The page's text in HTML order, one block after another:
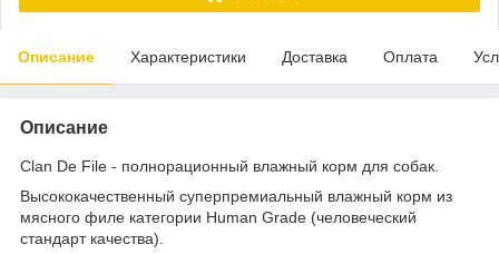
Описание Характеристики Доставка Оплата
Описание
Clan De File - полнорационный влажный корм для собак.
Высококачественный суперпремиальный влажный корм из
мясного филе категории Human Grade (человеческий
стандарт качества).